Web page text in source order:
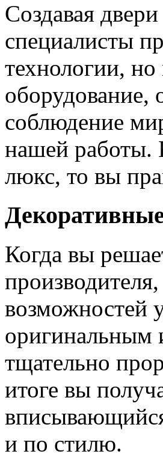
Создавая
специалисты
технологии,
оборудование,
соблюдение
нашей работы.
люкс, то вы
Когда вы
возможностей
оригинальным
тщательно
итоге вы
и по стилю.